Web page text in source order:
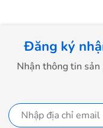
Đăng ký
Nhận thông tin